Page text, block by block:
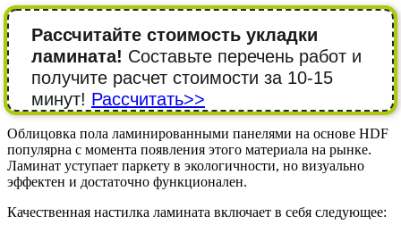
Рассчитайте стоимость укладки
ламината! Составьте перечень работ и
получите расчет стоимости за 10-15
минут! Рассчитать>>
Облицовка пола ламинированными панелями на основе HDF
популярна с момента появления этого материала на рынке.
Ламинат уступает паркету в экологичности, но визуально
эффектен и достаточно функционален.
Качественная настилка ламината включает в себя следующее: